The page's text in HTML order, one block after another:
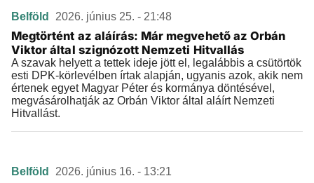
Belföld 2026. június 25. - 21:48
Megtörtént az aláírás: Már megvehető az Orbán
Viktor által szignózott Nemzeti Hitvallás
A szavak helyett a tettek ideje jött el, legalábbis a csütörtök
esti DPK-körlevélben írtak alapján, ugyanis azok, akik nem
értenek egyet Magyar Péter és kormánya döntésével,
megvásárolhatják az Orbán Viktor által aláírt Nemzeti
Hitvallást.
Belföld 2026. június 16. - 13:21